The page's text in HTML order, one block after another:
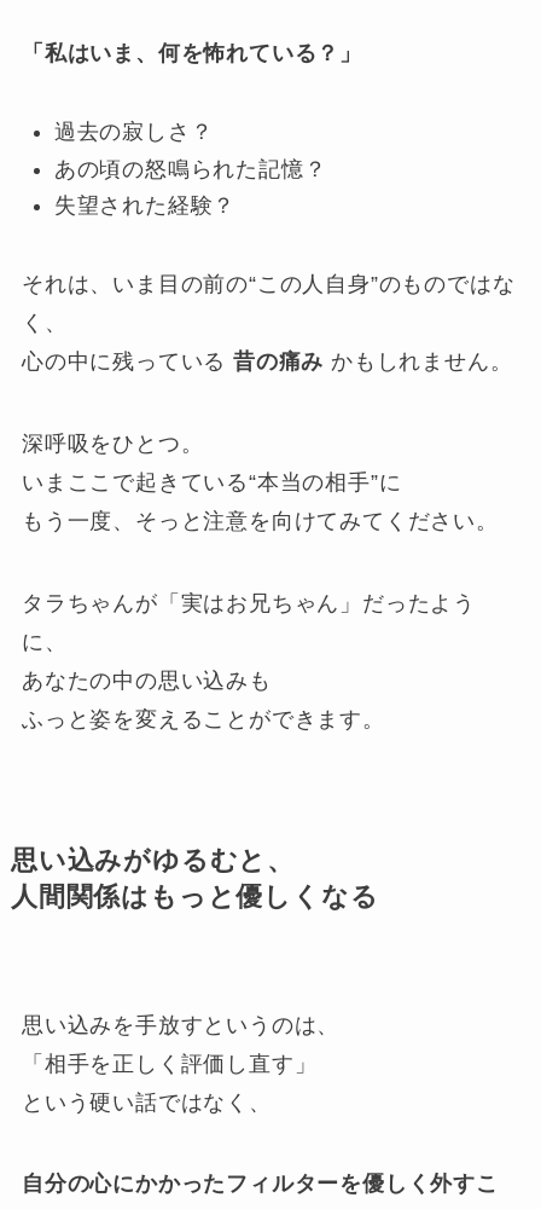
「私はいま、何を怖れている？」
過去の寂しさ？
あの頃の怒鳴られた記憶？
失望された経験？
それは、いま目の前の“この人自身”のものではな
く、
心の中に残っている 昔の痛み かもしれません。
深呼吸をひとつ。
いまここで起きている“本当の相手”に
もう一度、そっと注意を向けてみてください。
タラちゃんが「実はお兄ちゃん」だったよう
に、
あなたの中の思い込みも
ふっと姿を変えることができます。
思い込みがゆるむと、
人間関係はもっと優しくなる
思い込みを手放すというのは、
「相手を正しく評価し直す」
という硬い話ではなく、
自分の心にかかったフィルターを優しく外すこ